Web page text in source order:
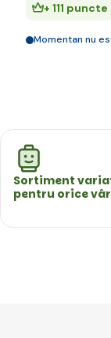
+ 111 puncte
Momentan nu
Sortiment
pentru orice